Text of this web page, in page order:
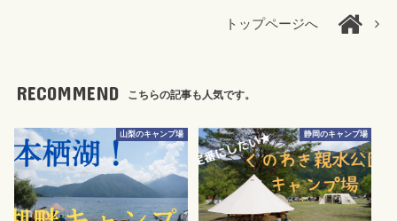
トップページへ
RECOMMEND こちらの記事も人気です。
山梨のキャンプ場 静岡のキャンプ場